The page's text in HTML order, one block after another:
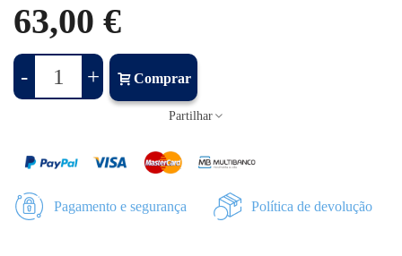
63,00 €
- + Comprar
Partilhar
Pagamento e segurança Política de devolução